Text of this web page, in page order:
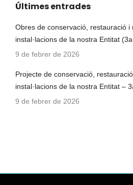
Últimes entrades
Obres de conservació, restauració i
instal·lacions de la nostra Entitat
9 de febrer de 2026
Projecte de conservació,
instal·lacions de la nostra Entitat –
9 de febrer de 2026